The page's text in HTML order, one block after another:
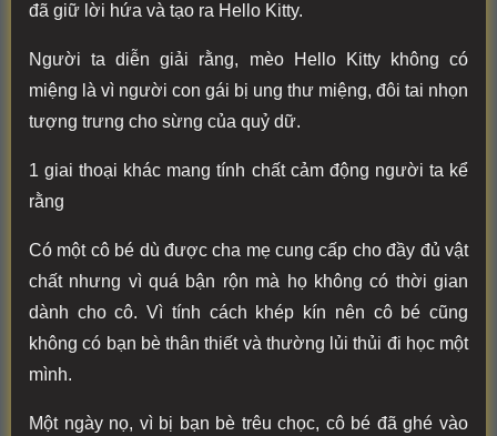
đã giữ lời hứa và tạo ra Hello Kitty.
Người ta diễn giải rằng, mèo Hello Kitty không có
miệng là vì người con gái bị ung thư miệng, đôi tai nhọn
tượng trưng cho sừng của quỷ dữ.
1 giai thoại khác mang tính chất cảm động người ta kể
rằng
Có một cô bé dù được cha mẹ cung cấp cho đầy đủ vật
chất nhưng vì quá bận rộn mà họ không có thời gian
dành cho cô. Vì tính cách khép kín nên cô bé cũng
không có bạn bè thân thiết và thường lủi thủi đi học một
mình.
Một ngày nọ, vì bị bạn bè trêu chọc, cô bé đã ghé vào